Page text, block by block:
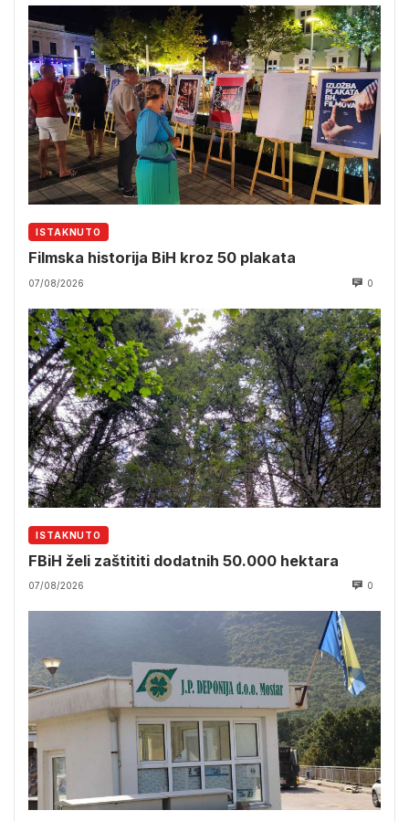
ISTAKNUTO
Filmska historija BiH kroz 50 plakata
07/08/2026 0
ISTAKNUTO
FBiH želi zaštititi dodatnih 50.000 hektara
07/08/2026 0